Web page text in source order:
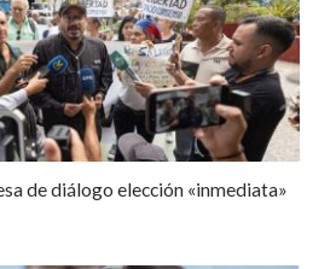
de diálogo elección «inmediata»